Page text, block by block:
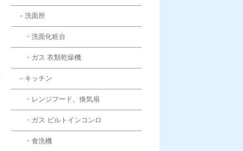
－洗面所
・洗面化粧台
・ガス 衣類乾燥機
－キッチン
・レンジフード、換気扇
・ガス ビルトインコンロ
・食洗機